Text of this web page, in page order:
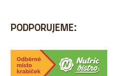
PODPORUJEME: